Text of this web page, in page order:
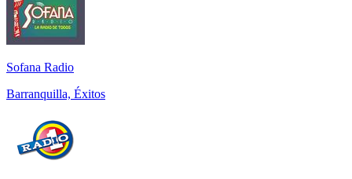
Sofana Radio
Barranquilla, Éxitos